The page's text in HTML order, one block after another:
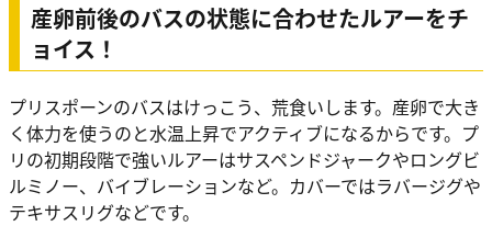
産卵前後のバスの状態に合わせたルアーをチ
ョイス！
プリスポーンのバスはけっこう、荒食いします。産卵で大き
く体力を使うのと水温上昇でアクティブになるからです。プ
リの初期段階で強いルアーはサスペンドジャークやロングビ
ルミノー、バイブレーションなど。カバーではラバージグや
テキサスリグなどです。